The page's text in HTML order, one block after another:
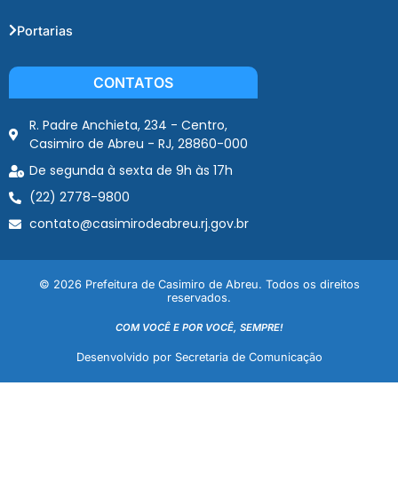
Portarias
CONTATOS
R. Padre Anchieta, 234 - Centro,
Casimiro de Abreu - RJ, 28860-000
De segunda à sexta de 9h às 17h
(22) 2778-9800
contato@casimirodeabreu.rj.gov.br
© 2026 Prefeitura de Casimiro de Abreu. Todos os direitos
reservados.
COM VOCÊ E POR VOCÊ, SEMPRE!
Desenvolvido por Secretaria de Comunicação